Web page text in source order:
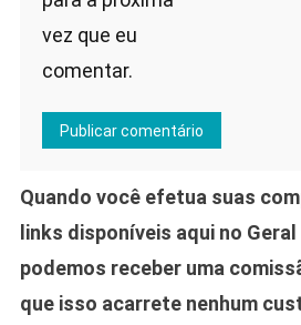
vez que eu
comentar.
Quando você efetua suas
links disponíveis aqui no
podemos receber uma
que isso acarrete nenhum